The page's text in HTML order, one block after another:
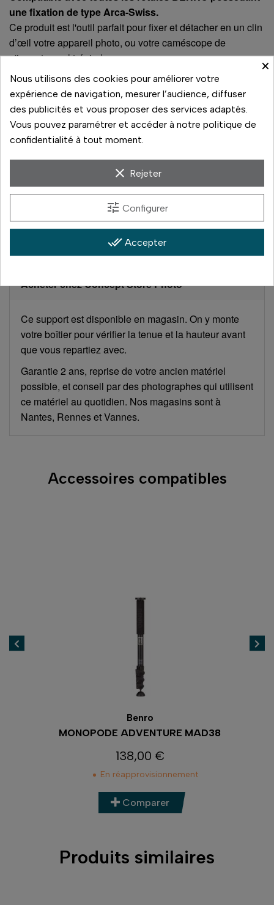
une fixation de type Arca-Swiss.
Ce produit est l'outil parfait pour fixer et détacher en un clin
d’œil votre appareil photo, ou votre caméscope de
n'importe quel trépied.
À voir aussi sur la boutique
Dans le même rayon, à comparer en magasin :
Monopode Adventure MAD49C(179 €)
Monopode Adventure MAD38
Monopode SupaDupa MSD46
Plateau Rapide Universel PH09(23 €)
Acheter chez Concept Store Photo
Ce support est disponible en magasin. On y monte
votre boîtier pour vérifier la tenue et la hauteur avant
que vous repartiez avec.
Garantie 2 ans, reprise de votre ancien matériel
possible, et conseil par des photographes qui utilisent
ce matériel au quotidien. Nos magasins sont à
Nantes, Rennes et Vannes.
Accessoires compatibles
Benro
MONOPODE ADVENTURE MAD38
Prix
138,00 €
En réapprovisionnement
Comparer
Produits similaires
×
Nous utilisons des cookies pour améliorer votre
expérience de navigation, mesurer l’audience, diffuser
des publicités et vous proposer des services adaptés.
Vous pouvez paramétrer et accéder à notre politique de
confidentialité à tout moment.
clear Rejeter
tune Configurer
done_all Accepter